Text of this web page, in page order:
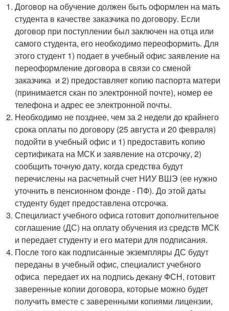
Договор на обучение должен быть оформлен на мать
студента в качестве заказчика по договору. Если
договор при поступлении был заключен на отца или
самого студента, его необходимо переоформить. Для
этого студент 1) подает в учебный офис заявление на
переоформление договора в связи со сменой
заказчика и 2) предоставляет копию паспорта матери
(принимается скан по электронной почте), номер ее
телефона и адрес ее электронной почты.
Необходимо не позднее, чем за 2 недели до крайнего
срока оплаты по договору (25 августа и 20 февраля)
подойти в учебный офис и 1) предоставить копию
сертификата на МСК и заявление на отсрочку, 2)
сообщить точную дату, когда средства будут
перечислены на расчетный счет НИУ ВШЭ (ее нужно
уточнить в пенсионном фонде - ПФ). До этой даты
студенту будет предоставлена отсрочка.
Специлиаст учебного офиса готовит дополнительное
соглашение (ДС) на оплату обучения из средств МСК
и передает студенту и его матери для подписания.
После того как подписанные экземпляры ДС будут
переданы в учебный офис, специалист учебного
офиса передает их на подпись декану ФСН, готовит
заверенные копии договора, которые можно будет
получить вместе с заверенными копиями лицензии,